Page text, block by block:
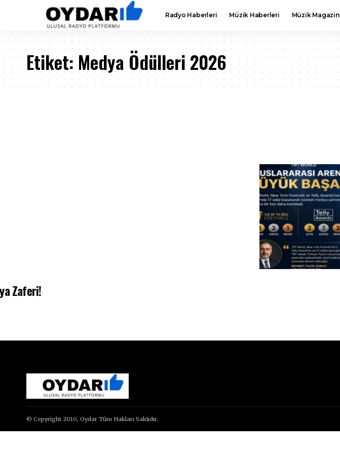
Radyo Haberleri Müzik Haberleri Müzik Magazin
Etiket: Medya Ödülleri 2026
Zaferi!
© Copyright 2010, Oydar Tüm Hakları Saklıdır.